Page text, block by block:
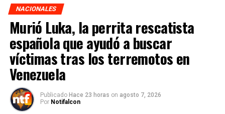
NACIONALES
Murió Luka, la perrita rescatista
española que ayudó a buscar
víctimas tras los terremotos en
Venezuela
Publicado Hace 23 horas on agosto 7, 2026
Por Notifalcon